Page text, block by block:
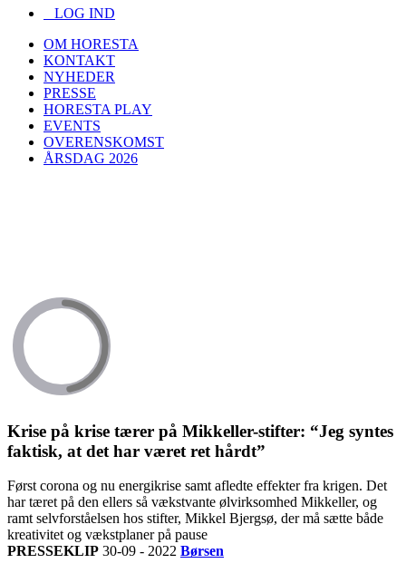
LOG IND
OM HORESTA
KONTAKT
NYHEDER
PRESSE
HORESTA PLAY
EVENTS
OVERENSKOMST
ÅRSDAG 2026
Krise på krise tærer på Mikkeller-stifter: “Jeg syntes
faktisk, at det har været ret hårdt”
Først corona og nu energikrise samt afledte effekter fra krigen. Det
har tæret på den ellers så vækstvante ølvirksomhed Mikkeller, og
ramt selvforståelsen hos stifter, Mikkel Bjergsø, der må sætte både
kreativitet og vækstplaner på pause
PRESSEKLIP 30-09 - 2022 Børsen